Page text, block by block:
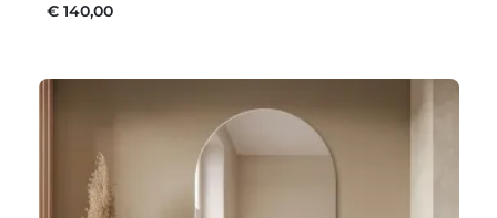
€ 140,00